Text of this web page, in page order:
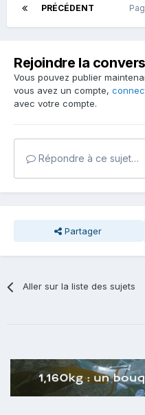
PRÉCÉDENT
Rejoindre la
Vous pouvez publier
vous avez un compte,
avec votre compte.
Répondre à ce sujet…
Partager
Aller sur la liste des sujets